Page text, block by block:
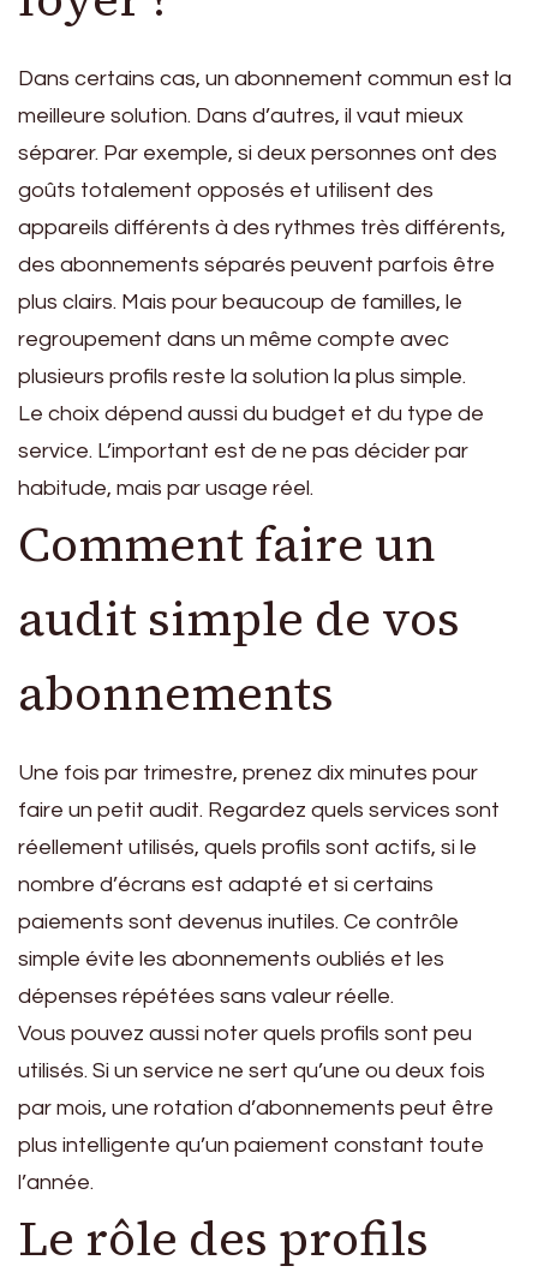
Dans certains cas, un abonnement commun est la
meilleure solution. Dans d’autres, il vaut mieux
séparer. Par exemple, si deux personnes ont des
goûts totalement opposés et utilisent des
appareils différents à des rythmes très différents,
des abonnements séparés peuvent parfois être
plus clairs. Mais pour beaucoup de familles, le
regroupement dans un même compte avec
plusieurs profils reste la solution la plus simple.
Le choix dépend aussi du budget et du type de
service. L’important est de ne pas décider par
habitude, mais par usage réel.
Comment faire un
audit simple de vos
abonnements
Une fois par trimestre, prenez dix minutes pour
faire un petit audit. Regardez quels services sont
réellement utilisés, quels profils sont actifs, si le
nombre d’écrans est adapté et si certains
paiements sont devenus inutiles. Ce contrôle
simple évite les abonnements oubliés et les
dépenses répétées sans valeur réelle.
Vous pouvez aussi noter quels profils sont peu
utilisés. Si un service ne sert qu’une ou deux fois
par mois, une rotation d’abonnements peut être
plus intelligente qu’un paiement constant toute
l’année.
Le rôle des profils